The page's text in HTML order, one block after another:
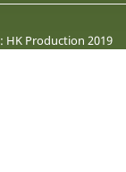
HK Production 2019